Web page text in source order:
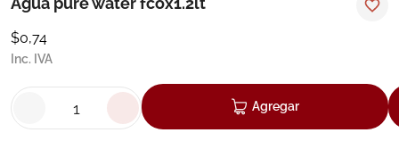
$0,74
Inc. IVA
Agregar
3
cerave